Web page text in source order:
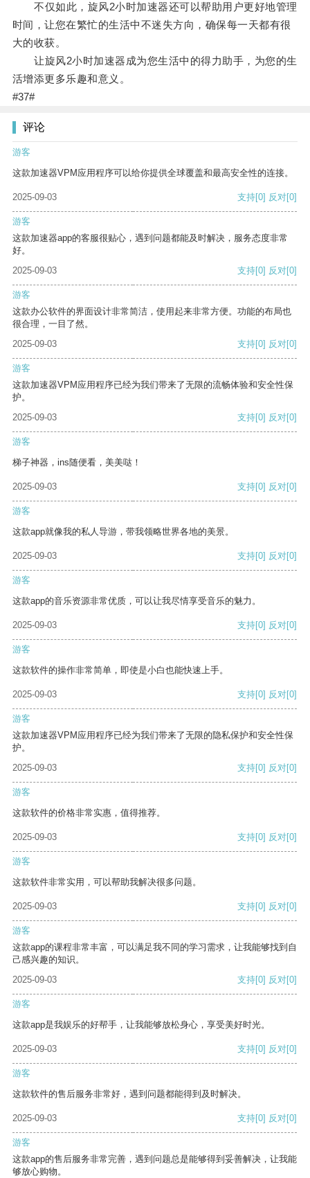
不仅如此，旋风2小时加速器还可以帮助用户更好地管理
时间，让您在繁忙的生活中不迷失方向，确保每一天都有很
大的收获。
让旋风2小时加速器成为您生活中的得力助手，为您的生
活增添更多乐趣和意义。
#37#
评论
游客
这款加速器VPM应用程序可以给你提供全球覆盖和最高安全性的连接。
2025-09-03 支持[0] 反对[0]
游客
这款加速器app的客服很贴心，遇到问题都能及时解决，服务态度非常
好。
2025-09-03
支持[0] 反对[0]
游客
这款办公软件的界面设计非常简洁，使用起来非常方便。功能的布局也
很合理，一目了然。
2025-09-03
支持[0] 反对[0]
游客
这款加速器VPM应用程序已经为我们带来了无限的流畅体验和安全性保
护。
2025-09-03
支持[0] 反对[0]
游客
梯子神器，ins随便看，美美哒！
2025-09-03 支持[0] 反对[0]
游客
这款app就像我的私人导游，带我领略世界各地的美景。
2025-09-03 支持[0] 反对[0]
游客
这款app的音乐资源非常优质，可以让我尽情享受音乐的魅力。
2025-09-03 支持[0] 反对[0]
游客
这款软件的操作非常简单，即使是小白也能快速上手。
2025-09-03 支持[0] 反对[0]
游客
这款加速器VPM应用程序已经为我们带来了无限的隐私保护和安全性保
护。
2025-09-03
支持[0] 反对[0]
游客
这款软件的价格非常实惠，值得推荐。
2025-09-03 支持[0] 反对[0]
游客
这款软件非常实用，可以帮助我解决很多问题。
2025-09-03 支持[0] 反对[0]
游客
这款app的课程非常丰富，可以满足我不同的学习需求，让我能够找到自
己感兴趣的知识。
2025-09-03
支持[0] 反对[0]
游客
这款app是我娱乐的好帮手，让我能够放松身心，享受美好时光。
2025-09-03 支持[0] 反对[0]
游客
这款软件的售后服务非常好，遇到问题都能得到及时解决。
2025-09-03 支持[0] 反对[0]
游客
这款app的售后服务非常完善，遇到问题总是能够得到妥善解决，让我能
够放心购物。